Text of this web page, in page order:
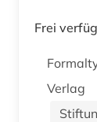
Frei
Verlag